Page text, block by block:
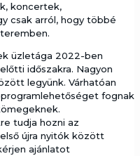
koncertek,
csak arról, hogy többé
üzletága 2022-ben
időszakra. Nagyon
legyünk. Várhatóan
fognak
tudja hozni az
újra nyitók között
ajánlatot